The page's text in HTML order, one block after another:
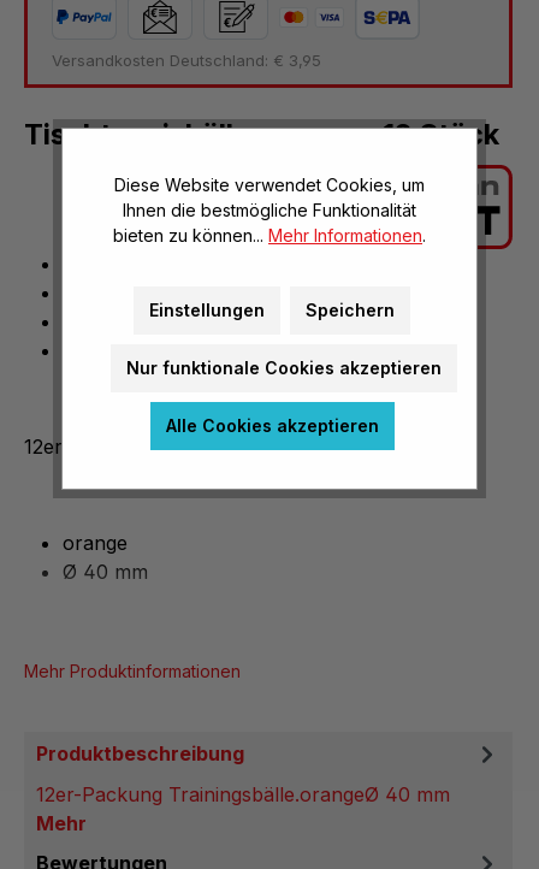
Versandkosten Deutschland: € 3,95
Tischtennisbälle orange - 12 Stück
12er-Packung Trainingsbälle.
orange
Ø 40 mm
Mehr Produktinformationen
Produktbeschreibung
12er-Packung Trainingsbälle.orangeØ 40 mm
Mehr
Bewertungen
Diese Website verwendet Cookies, um
Ihnen die bestmögliche Funktionalität
bieten zu können... Mehr Informationen.
Einstellungen Speichern
Nur funktionale Cookies akzeptieren
Alle Cookies akzeptieren